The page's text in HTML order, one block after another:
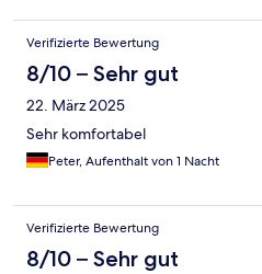
Tag eine Überraschung... Man
Schatten frühstücken. Das
Das Restaurant war leider
Wahrscheinlich, um den örtlichen
zu verschaffen. Alles in allem:
empfehlenswert.
Verifizierte Bewertung
8/10 – Sehr gut
22. März 2025
Sehr komfortabel
Peter, Aufenthalt von 1 Nacht
Verifizierte Bewertung
8/10 – Sehr gut